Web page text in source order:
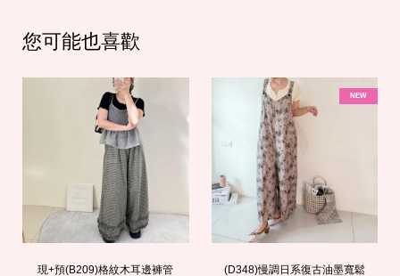
您可能也喜歡
現+預(B209)格紋木耳邊褲管
NEW
(D348)慢調日系復古油墨寬鬆